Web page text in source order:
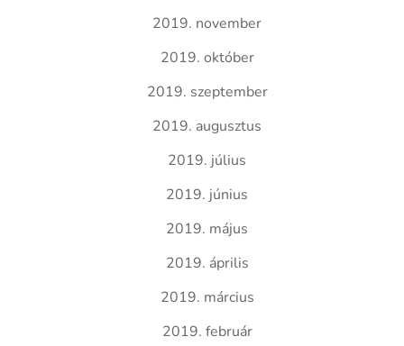
2019. november
2019. október
2019. szeptember
2019. augusztus
2019. július
2019. június
2019. május
2019. április
2019. március
2019. február